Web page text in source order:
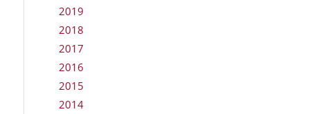
2019
2018
2017
2016
2015
2014